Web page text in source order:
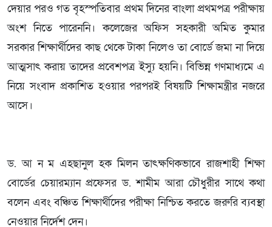
দেয়ার পরও গত বৃহস্পতিবার প্রথম দিনের বাংলা প্রথমপত্র পরীক্ষায়
অংশ নিতে পারেননি। কলেজের অফিস সহকারী অমিত কুমার
সরকার শিক্ষার্থীদের কাছ থেকে টাকা নিলেও তা বোর্ডে জমা না দিয়ে
আত্মসাৎ করায় তাদের প্রবেশপত্র ইস্যু হয়নি। বিভিন্ন গণমাধ্যমে এ
নিয়ে সংবাদ প্রকাশিত হওয়ার পরপরই বিষয়টি শিক্ষামন্ত্রীর নজরে
আসে।
ড. আ ন ম এহছানুল হক মিলন তাৎক্ষণিকভাবে রাজশাহী শিক্ষা
বোর্ডের চেয়ারম্যান প্রফেসর ড. শামীম আরা চৌধুরীর সাথে কথা
বলেন এবং বঞ্চিত শিক্ষার্থীদের পরীক্ষা নিশ্চিত করতে জরুরি ব্যবস্থা
নেওয়ার নির্দেশ দেন।